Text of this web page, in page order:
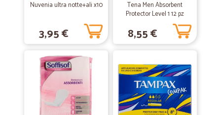
Nuvenia ultra notte+ali x10
3,95 €
Tena Men Absorbent
Protector Level 1 12 pz
8,55 €